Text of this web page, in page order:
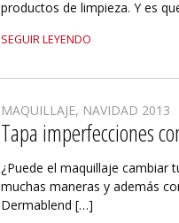
productos de limpieza. Y es
SEGUIR LEYENDO
MAQUILLAJE, NAVIDAD 2013
Tapa imperfecciones
¿Puede el maquillaje cambiar
muchas maneras y además
Dermablend […]